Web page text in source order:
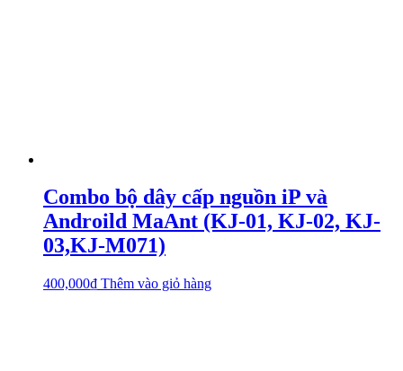
Combo bộ dây cấp nguồn iP và
Androild MaAnt (KJ-01, KJ-02, KJ-
03,KJ-M071)
400,000₫ Thêm vào giỏ hàng